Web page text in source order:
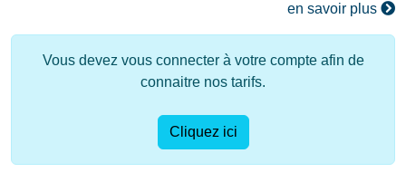
en savoir plus
Vous devez vous connecter à votre compte afin de
connaitre nos tarifs.
Cliquez ici